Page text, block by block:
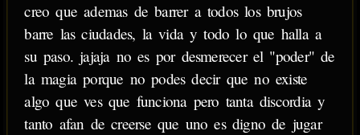
creo que ademas de barrer a todos los brujos
barre las ciudades, la vida y todo lo que halla a
su paso. jajaja no es por desmerecer el "poder" de
la magia porque no podes decir que no existe
algo que ves que funciona pero tanta discordia y
tanto afan de creerse que uno es digno de jugar